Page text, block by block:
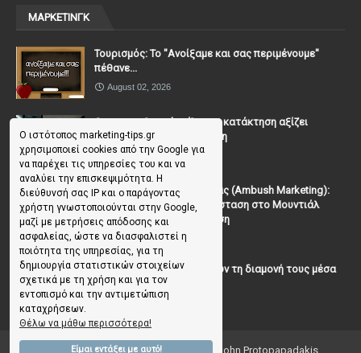
Ο ιστότοπος marketing-tips.gr
χρησιμοποιεί cookies από την Google για
να παρέχει τις υπηρεσίες του και να
αναλύει την επισκεψιμότητα. Η
διεύθυνσή σας IP και ο παράγοντας
χρήστη γνωστοποιούνται στην Google,
μαζί με μετρήσεις απόδοσης και
ασφαλείας, ώστε να διασφαλιστεί η
ποιότητα της υπηρεσίας, για τη
δημιουργία στατιστικών στοιχείων
σχετικά με τη χρήση και για τον
εντοπισμό και την αντιμετώπιση
καταχρήσεων.
Θέλω να μάθω περισσότερα!
Είμαι εντάξει με αυτό!
ΜΑΡΚΕΤΙΝΓΚ
Τουρισμός: Το "Ανοίξαμε και σας περιμένουμε"
πέθανε...
August 02, 2026
Casanova Complex: Όταν η κατάκτηση αξίζει
περισσότερο από τη σχέση
July 31, 2026
To Μάρκετινγκ της Ενέδρας (Ambush Marketing):
Πώς να κλέψεις την παράσταση στο Μουντιάλ
χωρίς (επίσημη) πρόσκληση
July 19, 2026
Γιατί οι επισκέπτες ξεχνούν τη διαμονή τους μέσα
σε 48 ώρες;
July 10, 2026
Copyright ©2026 Marketing Tips | by John Protopapadakis